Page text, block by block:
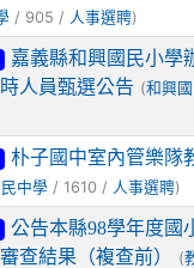
/ 905 / 人事選聘)
嘉義縣和興國民小學
人員甄選公告 (和興
朴子國中室內管樂隊
中學 / 1610 / 人事選聘)
公告本縣98學年度國
查結果（複查前）
(